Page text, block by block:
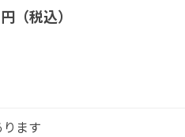
（税込）
ます